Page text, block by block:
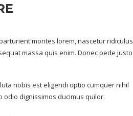
montes lorem, nascetur ridiculus
massa quis enim. Donec pede justo
nobis est eligendi optio cumquer nihil
odio dignissimos ducimus quilor.